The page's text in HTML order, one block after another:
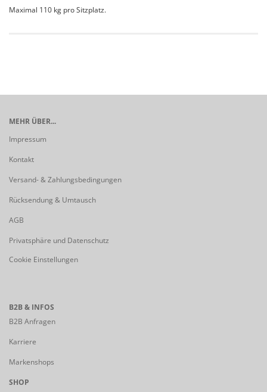
Maximal 110 kg pro Sitzplatz.
MEHR ÜBER...
Impressum
Kontakt
Versand- & Zahlungsbedingungen
Rücksendung & Umtausch
AGB
Privatsphäre und Datenschutz
Cookie Einstellungen
B2B & INFOS
B2B Anfragen
Karriere
Markenshops
SHOP